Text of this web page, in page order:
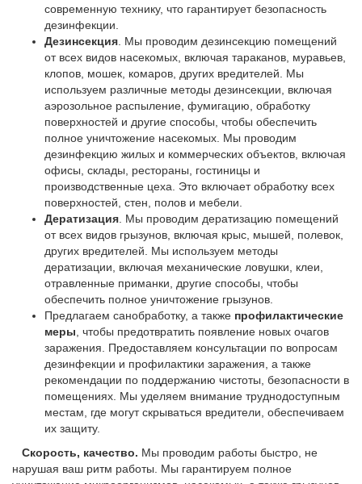
современную технику, что гарантирует безопасность
дезинфекции.
Дезинсекция . Мы проводим дезинсекцию помещений
от всех видов насекомых, включая тараканов, муравьев,
клопов, мошек, комаров, других вредителей. Мы
используем различные методы дезинсекции, включая
аэрозольное распыление, фумигацию, обработку
поверхностей и другие способы, чтобы обеспечить
полное уничтожение насекомых. Мы проводим
дезинфекцию жилых и коммерческих объектов, включая
офисы, склады, рестораны, гостиницы и
производственные цеха. Это включает обработку всех
поверхностей, стен, полов и мебели.
Дератизация . Мы проводим дератизацию помещений
от всех видов грызунов, включая крыс, мышей, полевок,
других вредителей. Мы используем методы
дератизации, включая механические ловушки, клеи,
отравленные приманки, другие способы, чтобы
обеспечить полное уничтожение грызунов.
Предлагаем санобработку, а также профилактические
меры , чтобы предотвратить появление новых очагов
заражения. Предоставляем консультации по вопросам
дезинфекции и профилактики заражения, а также
рекомендации по поддержанию чистоты, безопасности в
помещениях. Мы уделяем внимание труднодоступным
местам, где могут скрываться вредители, обеспечиваем
их защиту.
Скорость, качество. Мы проводим работы быстро, не
нарушая ваш ритм работы. Мы гарантируем полное